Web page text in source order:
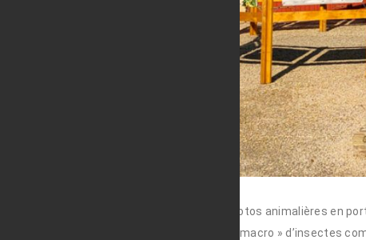
De nombreuses photos animalières en
Quelques photos « macro » d’insectes